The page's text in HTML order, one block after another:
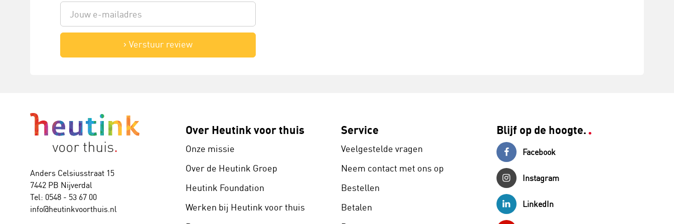
Verstuur review
Anders Celsiusstraat 15
7442 PB Nijverdal
Tel: 0548 - 53 67 00
info@heutinkvoorthuis.nl
Over Heutink voor thuis
Onze missie
Over de Heutink Groep
Heutink Foundation
Werken bij Heutink voor thuis
Service
Veelgestelde vragen
Neem contact met ons op
Bestellen
Betalen
Blijf op de hoogte.
Facebook
Instagram
LinkedIn